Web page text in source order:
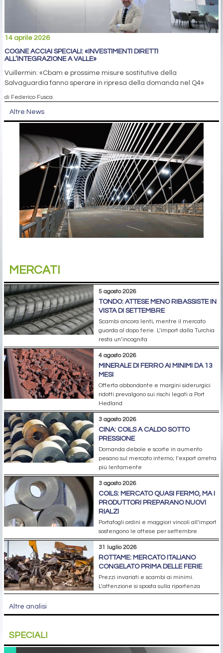
14 aprile 2026
COGNE ACCIAI SPECIALI: «INVESTIMENTI DIRETTI
ALL’INTEGRAZIONE A VALLE»
Vuillermin: «Cbam e prossime misure sostitutive della
Salvaguardia fanno sperare in ripresa della domanda nel Q4»
di Federico Fusca
Altre News
MERCATI
5 agosto 2026
TONDO: ATTESE MENO RIBASSISTE IN
VISTA DI SETTEMBRE
Scambi ancora lenti, mentre il mercato
guarda al dopo ferie. L’import dalla Turchia
resta un’incognita
4 agosto 2026
MINERALE DI FERRO AI MINIMI DA 13
MESI
Offerta abbondante e margini siderurgici
ridotti prevalgono sui rischi legati a Port
Hedland
3 agosto 2026
CINA: COILS A CALDO SOTTO
PRESSIONE
Domanda debole e scorte in aumento
pesano sul mercato interno; l’export arretra
più lentamente
3 agosto 2026
COILS: MERCATO QUASI FERMO, MA I
PRODUTTORI PREPARANO NUOVI
RIALZI
Portafogli ordini e maggiori vincoli all’import
sostengono le attese per settembre
31 luglio 2026
ROTTAME: MERCATO ITALIANO
CONGELATO PRIMA DELLE FERIE
Prezzi invariati e scambi ai minimi.
L’attenzione si sposta sulla ripartenza
Altre analisi
SPECIALI